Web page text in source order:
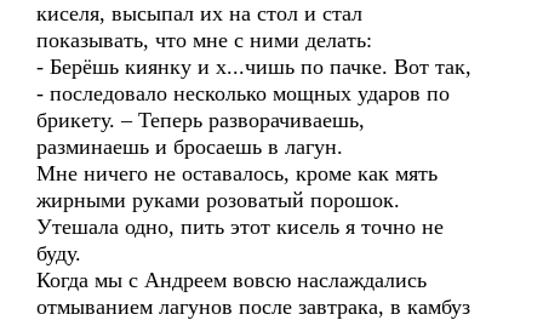
киселя, высыпал их на стол и стал
показывать, что мне с ними делать:
- Берёшь киянку и х...чишь по пачке. Вот так,
- последовало несколько мощных ударов по
брикету. – Теперь разворачиваешь,
разминаешь и бросаешь в лагун.
Мне ничего не оставалось, кроме как мять
жирными руками розоватый порошок.
Утешала одно, пить этот кисель я точно не
буду.
Когда мы с Андреем вовсю наслаждались
отмыванием лагунов после завтрака, в камбуз